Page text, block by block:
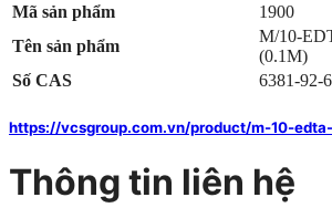
Mã sản phẩm
1900
Tên sản phẩm
M/10-
(0.1M)
Số CAS
6381-92-6
https://vcsgroup.com.vn/product/m-10-
Thông tin liên hệ